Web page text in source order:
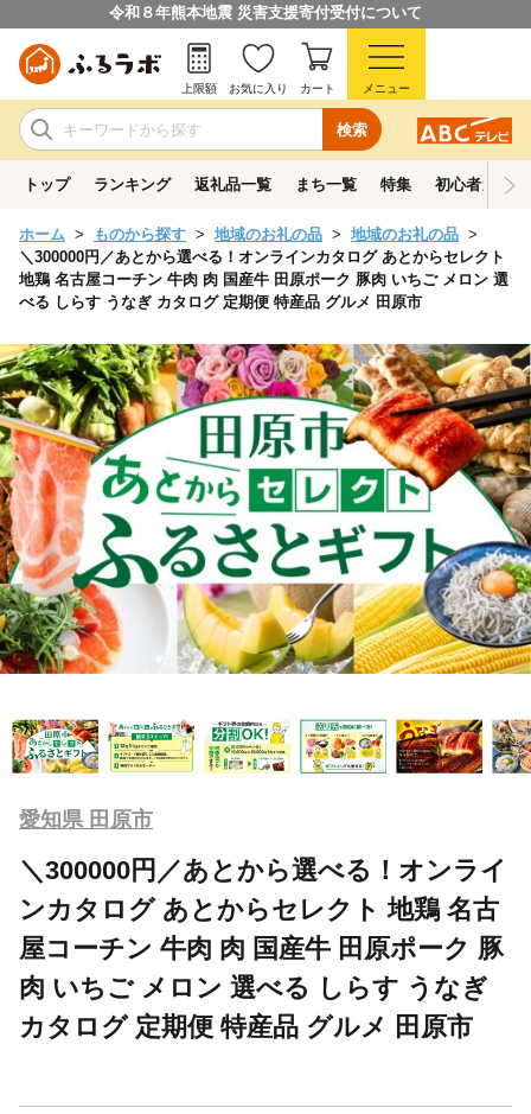
令和８年熊本地震 災害支援寄付受付について
検索
上限額 お気に入り カート メニュー
トップ ランキング 返礼品一覧 まち一覧 特集 初心者ガイド
ホーム ものから探す 地域のお礼の品
地域のお礼の品
＼300000円／あとから選べる！オンラインカタログ あとからセレクト
地鶏 名古屋コーチン 牛肉 肉 国産牛 田原ポーク 豚肉 いちご メロン 選
べる しらす うなぎ カタログ 定期便 特産品 グルメ 田原市
愛知県 田原市
＼300000円／あとから選べる！オンライ
ンカタログ あとからセレクト 地鶏 名古
屋コーチン 牛肉 肉 国産牛 田原ポーク 豚
肉 いちご メロン 選べる しらす うなぎ
カタログ 定期便 特産品 グルメ 田原市